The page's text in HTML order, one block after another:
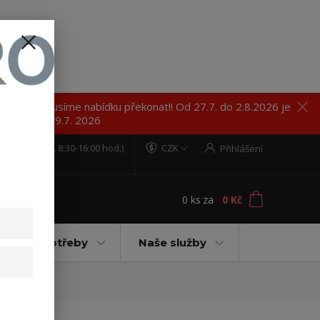
se pokusíme nabídku překonat!! Od 27.7. do 2.8.2026 je
28.7 - 29.7. 2026
CZK Přihlášení
(Po-Pá, 8:30-16:00 hod.)
0 ks za 0 Kč
potřeby Naše služby